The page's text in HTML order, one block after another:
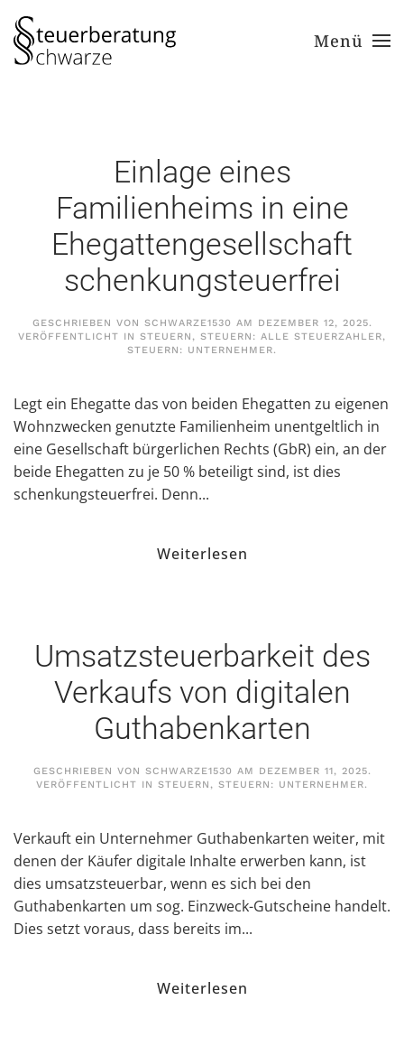
Zum Hauptinhalt springen Menü
Einlage eines
Familienheims in eine
Ehegattengesellschaft
schenkungsteuerfrei
GESCHRIEBEN VON SCHWARZE1530 AM DEZEMBER 12, 2025.
VERÖFFENTLICHT IN STEUERN, STEUERN: ALLE STEUERZAHLER,
STEUERN: UNTERNEHMER.
Legt ein Ehegatte das von beiden Ehegatten zu eigenen
Wohnzwecken genutzte Familienheim unentgeltlich in
eine Gesellschaft bürgerlichen Rechts (GbR) ein, an der
beide Ehegatten zu je 50 % beteiligt sind, ist dies
schenkungsteuerfrei. Denn...
Weiterlesen
Umsatzsteuerbarkeit des
Verkaufs von digitalen
Guthabenkarten
GESCHRIEBEN VON SCHWARZE1530 AM DEZEMBER 11, 2025.
VERÖFFENTLICHT IN STEUERN, STEUERN: UNTERNEHMER.
Verkauft ein Unternehmer Guthabenkarten weiter, mit
denen der Käufer digitale Inhalte erwerben kann, ist
dies umsatzsteuerbar, wenn es sich bei den
Guthabenkarten um sog. Einzweck-Gutscheine handelt.
Dies setzt voraus, dass bereits im...
Weiterlesen